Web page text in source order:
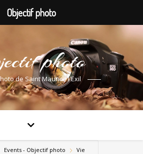
photo
de Saint Maurice l'Exil
Events - Objectif photo
Vie
Objectif photo